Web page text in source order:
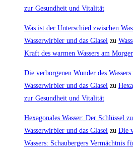
zur Gesundheit und Vitalität
Was ist der Unterschied zwischen
Wasserwirbler und das Glasei zu
Kraft des warmen Wassers am Morgen
Die verborgenen Wunder des
Wasserwirbler und das Glasei zu
zur Gesundheit und Vitalität
Hexagonales Wasser: Der Schlüssel
Wasserwirbler und das Glasei zu Die
Wassers: Schaubergers Vermächtnis